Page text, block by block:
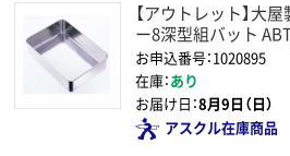
【アウトレット】大
ー8深型組バット
お申込番号：1020895
在庫：あり
お届け日：8月9日（日）
アスクル在庫商品